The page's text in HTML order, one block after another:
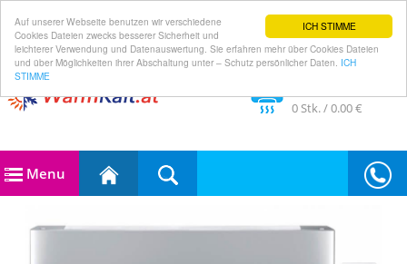
ICH STIMME
Auf unserer Webseite benutzen wir verschiedene
Cookies Dateien zwecks besserer Sicherheit und
leichterer Verwendung und Datenauswertung. Sie erfahren mehr über Cookies Dateien
und über Möglichkeiten ihrer Abschaltung unter – Schutz persönlicher Daten. ICH
STIMME
0 Stk. /0.00 €
Menu